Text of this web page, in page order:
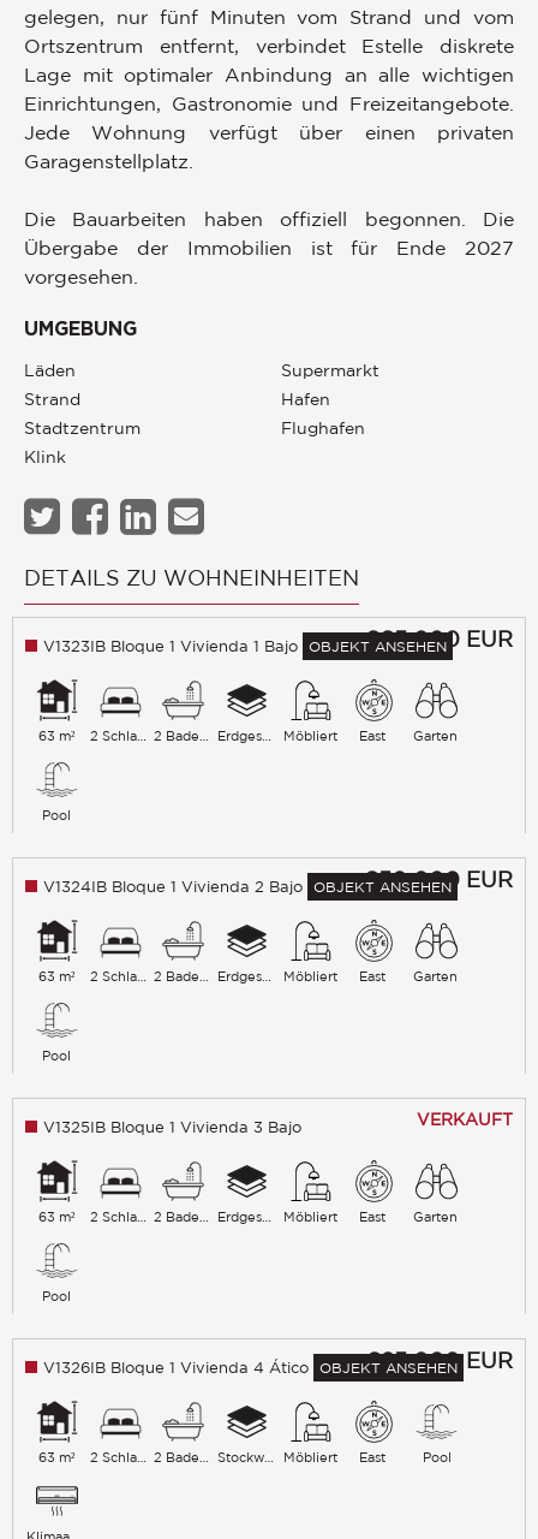
gelegen, nur fünf Minuten vom Strand und vom
Ortszentrum entfernt, verbindet Estelle diskrete
Lage mit optimaler Anbindung an alle wichtigen
Einrichtungen, Gastronomie und Freizeitangebote.
Jede Wohnung verfügt über einen privaten
Garagenstellplatz.
Die Bauarbeiten haben offiziell begonnen. Die
Übergabe der Immobilien ist für Ende 2027
vorgesehen.
UMGEBUNG
Läden
Strand
Stadtzentrum
Klink
Supermarkt
Hafen
Flughafen
DETAILS ZU WOHNEINHEITEN
665 000 EUR
V1323IB Bloque 1 Vivienda 1 Bajo OBJEKT ANSEHEN
63 m² Erdgeschoss Möbliert East Garten
Pool
650 000 EUR
V1324IB Bloque 1 Vivienda 2 Bajo OBJEKT ANSEHEN
63 m² Erdgeschoss Möbliert East Garten
Pool
VERKAUFT
V1325IB Bloque 1 Vivienda 3 Bajo
63 m² Erdgeschoss Möbliert East Garten
Pool
685 000 EUR
V1326IB Bloque 1 Vivienda 4 Ático OBJEKT ANSEHEN
63 m² Stockwerk last Möbliert East Pool